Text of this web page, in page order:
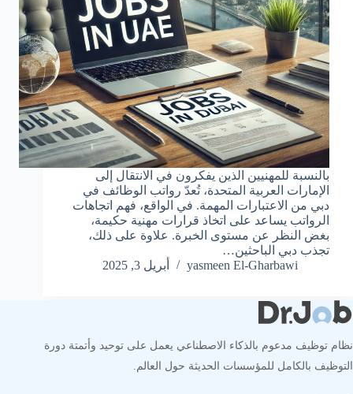
بالنسبة للمهنيين الذين يفكرون في الانتقال إلى
الإمارات العربية المتحدة، تُعدّ رواتب الوظائف في
دبي من الاعتبارات المهمة. في الواقع، فهم اتجاهات
الرواتب يساعد على اتخاذ قرارات مهنية حكيمة،
بغض النظر عن مستوى الخبرة. علاوة على ذلك،
تجذب دبي الباحثين…
yasmeen El-Gharbawi
أبريل 3, 2025
نظام توظيف مدعوم بالذكاء الاصطناعي يعمل على توحيد وأتمتة دورة
التوظيف بالكامل للمؤسسات الحديثة حول العالم.